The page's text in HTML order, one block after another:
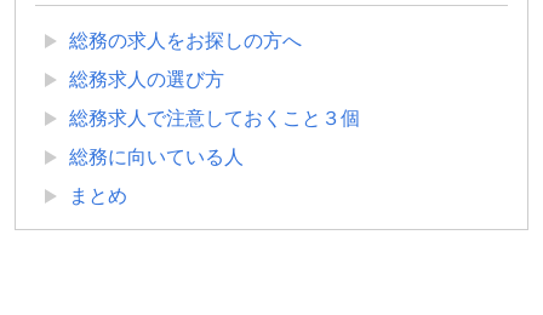
総務の求人をお探しの方へ
総務求人の選び方
総務求人で注意しておくこと３個
総務に向いている人
まとめ